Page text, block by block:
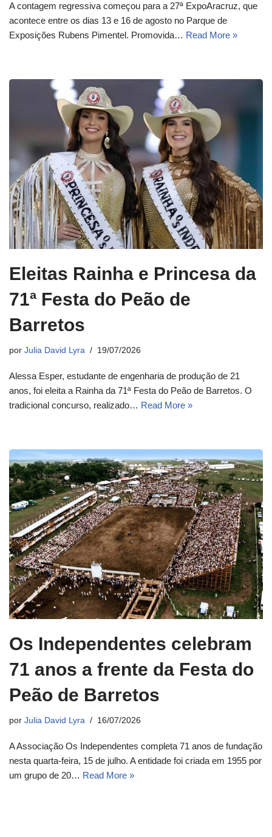
A contagem regressiva começou para a 27ª ExpoAracruz, que
acontece entre os dias 13 e 16 de agosto no Parque de
Exposições Rubens Pimentel. Promovida… Read More »
Eleitas Rainha e Princesa da
71ª Festa do Peão de
Barretos
por Julia David Lyra 19/07/2026
Alessa Esper, estudante de engenharia de produção de 21
anos, foi eleita a Rainha da 71ª Festa do Peão de Barretos. O
tradicional concurso, realizado… Read More »
Os Independentes celebram
71 anos a frente da Festa do
Peão de Barretos
por Julia David Lyra 16/07/2026
A Associação Os Independentes completa 71 anos de fundação
nesta quarta-feira, 15 de julho. A entidade foi criada em 1955 por
um grupo de 20… Read More »